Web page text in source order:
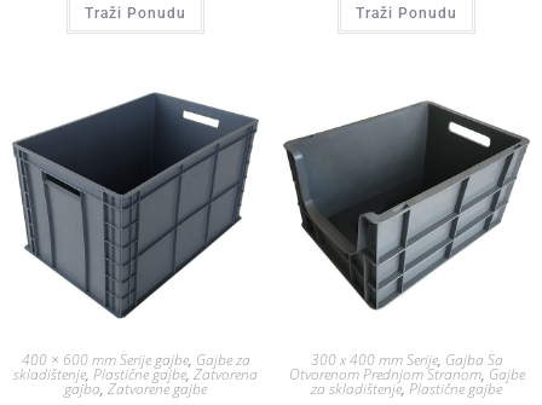
Traži Ponudu Traži Ponudu
400 × 600 mm Serije gajbe, Gajbe za
skladištenje, Plastične gajbe,Zatvorena
gajba, Zatvorene gajbe
300 x 400 mm Serije, Gajba Sa
Otvorenom Prednjom Stranom, Gajbe
za skladištenje, Plastične gajbe